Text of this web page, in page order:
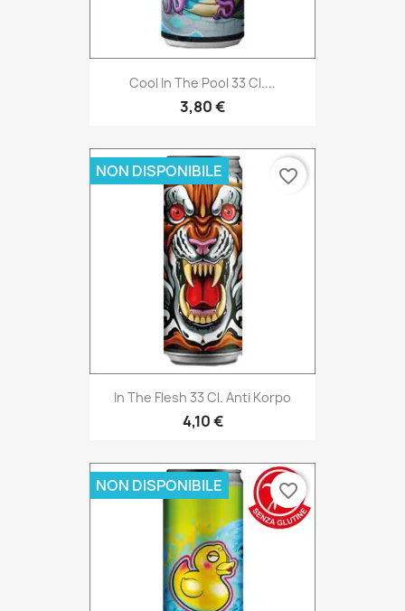
Cool In The Pool 33 Cl....
3,80 €
In The Flesh 33 Cl. Anti Korpo
4,10 €
NON DISPONIBILE favorite_border
NON DISPONIBILE favorite_border